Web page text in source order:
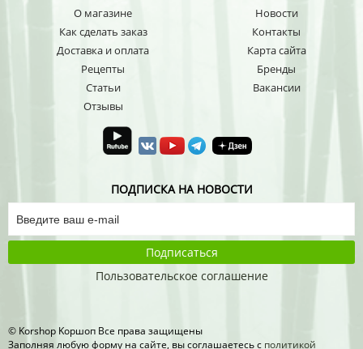
О магазине
Как сделать заказ
Доставка и оплата
Рецепты
Статьи
Отзывы
Новости
Контакты
Карта сайта
Бренды
Вакансии
ПОДПИСКА НА НОВОСТИ
Подписаться
Пользовательское соглашение
© Korshop Koршоп Все права защищены
Заполняя любую форму на сайте, вы соглашаетесь с политикой